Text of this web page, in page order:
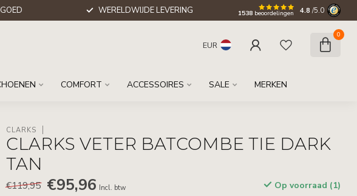
WERELDWIJDE LEVERING 1538 beoordelingen 4.8 /5.0
EUR
0
COMFORT ACCESSOIRES SALE MERKEN
CLARKS
CLARKS VETER BATCOMBE TIE DARK
TAN
€119,95 €95,96 Incl. btw Op voorraad (1)